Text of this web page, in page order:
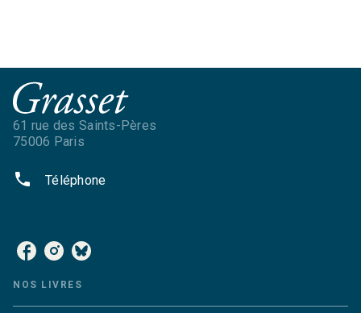
61 rue des Saints-Pères
75006 Paris
phone Téléphone
NOS LIVRES